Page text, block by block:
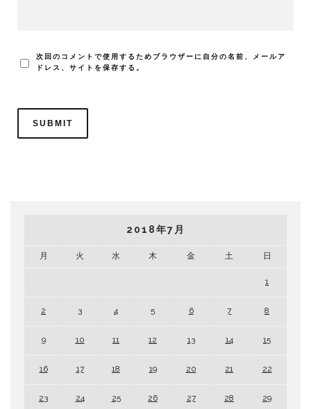
次回のコメントで使用するためブラウザーに自分の名前、メールア
ドレス、サイトを保存する。
2018年7月
月 火 水 木 金 土 日
1
2 3 4 5 6 7 8
9 10 11 12 13 14 15
16 17 18 19 20 21 22
23 24 25 26 27 28 29